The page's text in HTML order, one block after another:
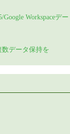
Workspaceデー
データ保持を